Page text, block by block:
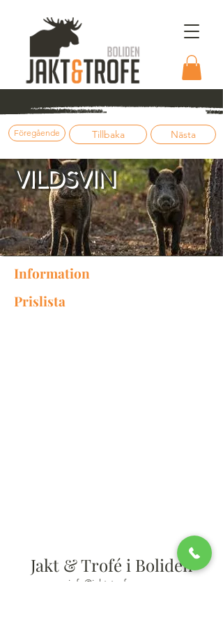
Föregående Tillbaka Nästa
VILDSVIN
Information
Prislista
Jakt & Trofé i Boliden
info@jakt-trofe.com